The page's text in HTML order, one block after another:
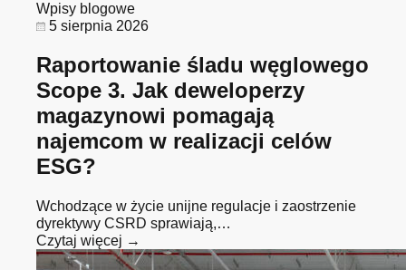
Wpisy blogowe
5 sierpnia 2026
Raportowanie śladu węglowego
Scope 3. Jak deweloperzy
magazynowi pomagają
najemcom w realizacji celów
ESG?
Wchodzące w życie unijne regulacje i zaostrzenie
dyrektywy CSRD sprawiają,…
Czytaj więcej →